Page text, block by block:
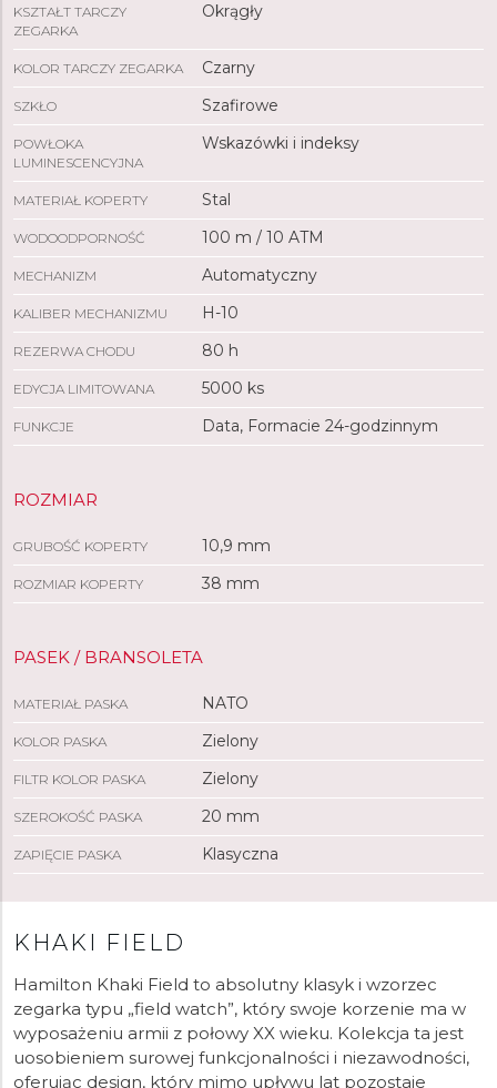
KSZTAŁT TARCZY
ZEGARKA
Okrągły
KOLOR TARCZY ZEGARKA Czarny
SZKŁO Szafirowe
POWŁOKA
LUMINESCENCYJNA
Wskazówki i indeksy
MATERIAŁ KOPERTY Stal
WODOODPORNOŚĆ 100 m / 10 ATM
MECHANIZM Automatyczny
KALIBER MECHANIZMU H-10
REZERWA CHODU 80 h
EDYCJA LIMITOWANA 5000 ks
FUNKCJE Data, Formacie 24-godzinnym
ROZMIAR
GRUBOŚĆ KOPERTY 10,9 mm
ROZMIAR KOPERTY 38 mm
PASEK / BRANSOLETA
MATERIAŁ PASKA NATO
KOLOR PASKA Zielony
FILTR KOLOR PASKA Zielony
SZEROKOŚĆ PASKA 20 mm
ZAPIĘCIE PASKA Klasyczna
KHAKI FIELD
Hamilton Khaki Field to absolutny klasyk i wzorzec
zegarka typu „field watch”, który swoje korzenie ma w
wyposażeniu armii z połowy XX wieku. Kolekcja ta jest
uosobieniem surowej funkcjonalności i niezawodności,
oferując design, który mimo upływu lat pozostaje